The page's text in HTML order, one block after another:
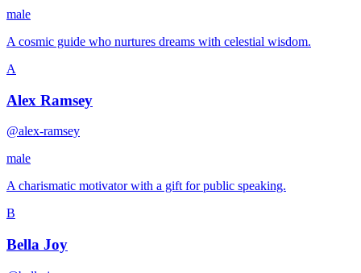
male
A cosmic guide who nurtures dreams with celestial wisdom.
A
Alex Ramsey
@alex-ramsey
male
A charismatic motivator with a gift for public speaking.
B
Bella Joy